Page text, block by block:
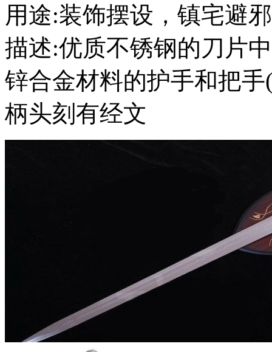
用途:装饰摆设，镇宅避
描述:优质不锈钢的刀片
锌合金材料的护手和把
柄头刻有经文